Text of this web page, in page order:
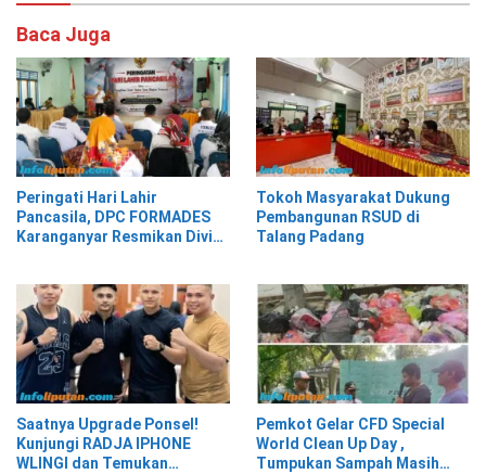
Baca Juga
Peringati Hari Lahir
Pancasila, DPC FORMADES
Karanganyar Resmikan Divisi
Tokoh Masyarakat Dukung
Pembangunan RSUD di
Talang Padang
Saatnya Upgrade Ponsel!
Kunjungi RADJA IPHONE
WLINGI dan Temukan
Pemkot Gelar CFD Special
World Clean Up Day ,
Tumpukan Sampah Masih